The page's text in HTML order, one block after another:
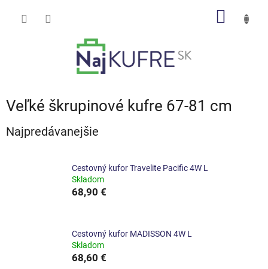
Veľké škrupinové kufre 67-81 cm
Najpredávanejšie
Cestovný kufor Travelite Pacific 4W L
Skladom
68,90 €
Cestovný kufor MADISSON 4W L
Skladom
68,60 €